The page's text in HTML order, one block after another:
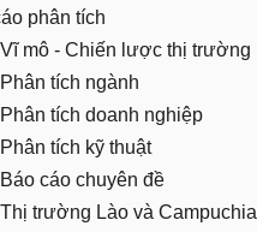
phân tích
Vĩ mô - Chiến lược thị trường
Phân tích ngành
Phân tích doanh nghiệp
Phân tích kỹ thuật
Báo cáo chuyên đề
Thị trường Lào và Campuchia